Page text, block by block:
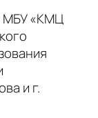
МБУ «КМЦ
и г.